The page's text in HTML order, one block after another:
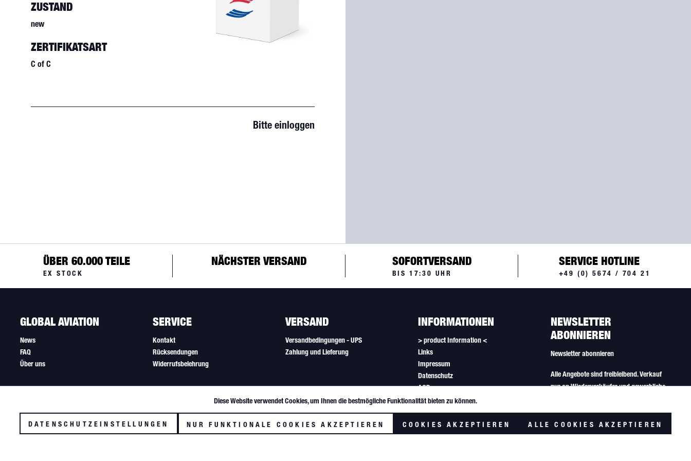
ZUSTAND
new
ZERTIFIKATSART
C of C
Bitte einloggen
ÜBER 60.000 TEILE
EX STOCK
NÄCHSTER VERSAND SOFORTVERSAND
BIS 17:30 UHR
SERVICE HOTLINE
+49 (0) 5674 / 704 21
GLOBAL AVIATION
News
FAQ
Über uns
SERVICE
Kontakt
Rücksendungen
Widerrufsbelehrung
VERSAND
Versandbedingungen - UPS
Zahlung und Lieferung
INFORMATIONEN
> product Information <
Links
Impressum
Datenschutz
AGB
Newsletter
Cookie-Einstellungen
NEWSLETTER
ABONNIEREN
Newsletter abonnieren
Alle Angebote sind freibleibend. Verkauf
nur an Wiederverkäufer und gewerbliche
Tracking
Diese Website verwendet Cookies, um Ihnen die bestmögliche Funktionalität bieten zu können.
DATENSCHUTZEINSTELLUNGEN NUR FUNKTIONALE COOKIES AKZEPTIEREN COOKIES AKZEPTIEREN ALLE COOKIES AKZEPTIEREN